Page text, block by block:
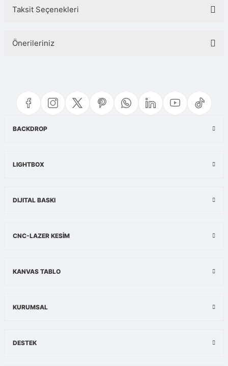
Taksit Seçenekleri
Önerileriniz
Görüş ve önerileriniz için teşekkür ederiz.
Ürün resmi kalitesiz, bozuk veya görüntülenemiyor.
BACKDROP
LIGHTBOX
DIJITAL BASKI
CNC-LAZER KESİM
KANVAS TABLO
KURUMSAL
DESTEK